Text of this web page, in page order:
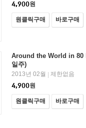
4,900원
원클릭구매 바로구매
Around the World in 80
일주)
2013년 02월
제한없음
4,900원
원클릭구매 바로구매